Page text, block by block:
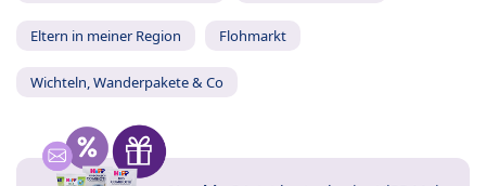
Eltern in meiner Region Flohmarkt
Wichteln, Wanderpakete & Co